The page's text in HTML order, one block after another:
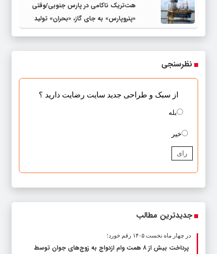
هت‌تریک ناکامی در پارس جنوبی/وقتی
«پتروپارس» به جای گاز، «بحران» تولید
می‌کند
نظرسنجی
از سبک و طراحی جدید سایت رضایت دارید ؟
بله
خیر
رای
جدیدترین مطالب
در چهار ماه نخست ۱۴۰۵ رقم خورد؛
پرداخت بیش از ۸ همت وام ازدواج به زوج‌های جوان توسط